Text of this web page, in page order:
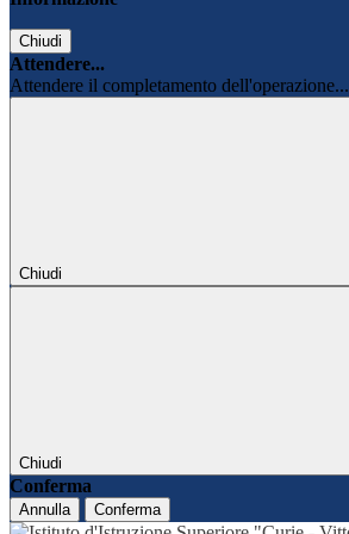
Chiudi
Attendere...
Attendere il completamento dell'operazione...
Chiudi
Chiudi
Conferma
Annulla Conferma